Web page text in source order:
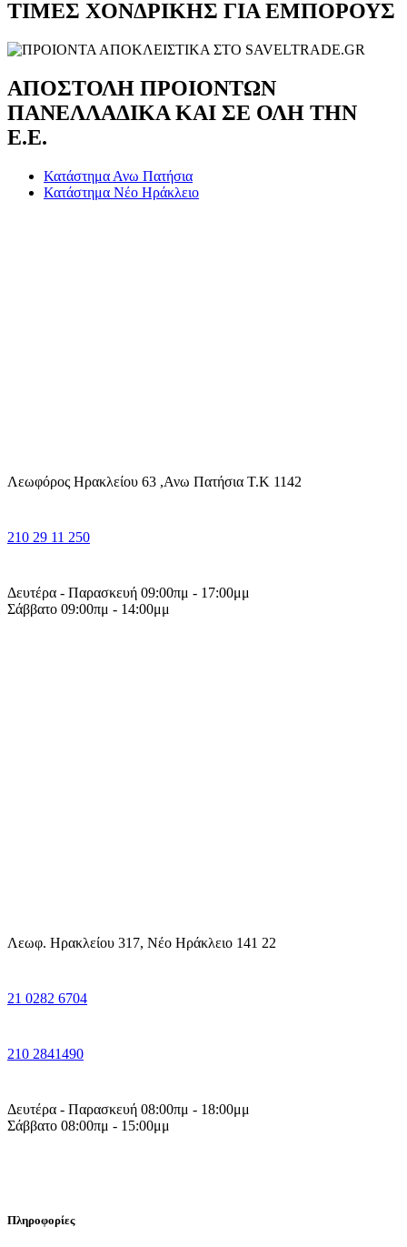
ΤΙΜΕΣ ΧΟΝΔΡΙΚΗΣ ΓΙΑ ΕΜΠΟΡΟΥΣ
ΑΠΟΣΤΟΛΗ ΠΡΟΙΟΝΤΩΝ
ΠΑΝΕΛΛΑΔΙΚΑ ΚΑΙ ΣΕ ΟΛΗ ΤΗΝ
Ε.Ε.
Κατάστημα Ανω Πατήσια
Κατάστημα Νέο Ηράκλειο
Λεωφόρος Ηρακλείου 63 ,Ανω Πατήσια Τ.Κ 1142
210 29 11 250
Δευτέρα - Παρασκευή 09:00πμ - 17:00μμ
Σάββατο 09:00πμ - 14:00μμ
Λεωφ. Ηρακλείου 317, Νέο Ηράκλειο 141 22
21 0282 6704
210 2841490
Δευτέρα - Παρασκευή 08:00πμ - 18:00μμ
Σάββατο 08:00πμ - 15:00μμ
Πληροφορίες